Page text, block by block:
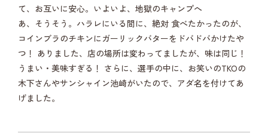
て、お互いに安心。いよいよ、地獄のキャンプへ
あ、そうそう。ハラレにいる間に、絶対 食べたかったのが、
コインブラのチキンにガーリックバターをドバドバかけたや
つ！ ありました、店の場所は変わってましたが、味は同じ！
うまい・美味すぎる！ さらに、選手の中に、お笑いのTKOの
木下さんやサンシャイン池崎がいたので、アダ名を付けてあ
げました。